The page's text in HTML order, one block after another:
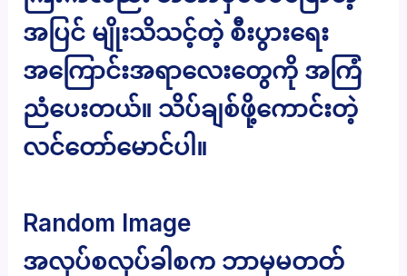
အပြင် မျိုးသိသင့်တဲ့ စီးပွားရေး
အကြောင်းအရာလေးတွေကို အကြံ
ညံပေးတယ်။ သိပ်ချစ်ဖို့ကောင်းတဲ့
လင်တော်မောင်ပါ။
Random Image
အလုပ်စလုပ်ခါစက ဘာမှမတတ်